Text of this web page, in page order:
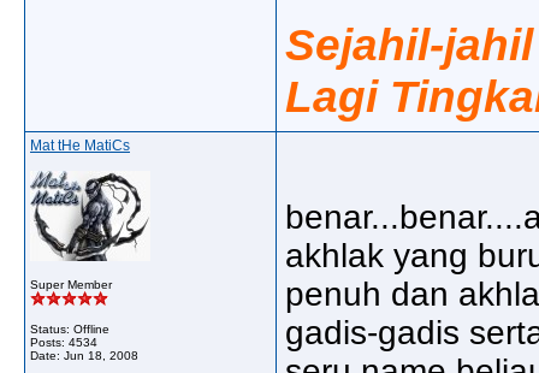
Sejahil-jahil
Lagi
Mat tHe MatiCs
Super Member
Status: Offline
Posts: 4534
Date: Jun 18, 2008
akhlak yang
penuh dan
gadis-gadis